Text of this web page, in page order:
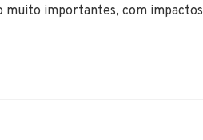
muito importantes, com